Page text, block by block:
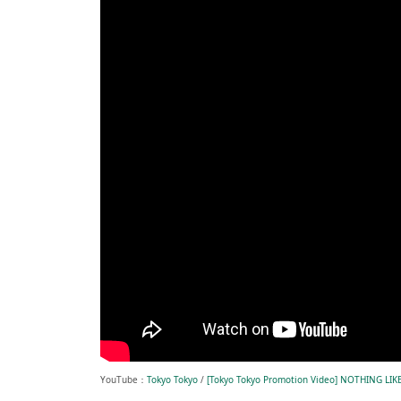
YouTube： Tokyo Tokyo / [Tokyo Tokyo Promotion Video] NOTHING